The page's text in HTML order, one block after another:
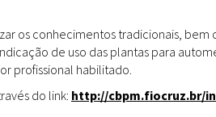
Fitoterápicos
os conhecimentos tradicionais, bem
de uso das plantas para
profissional habilitado.
do link: http://cbpm.fiocruz.br/